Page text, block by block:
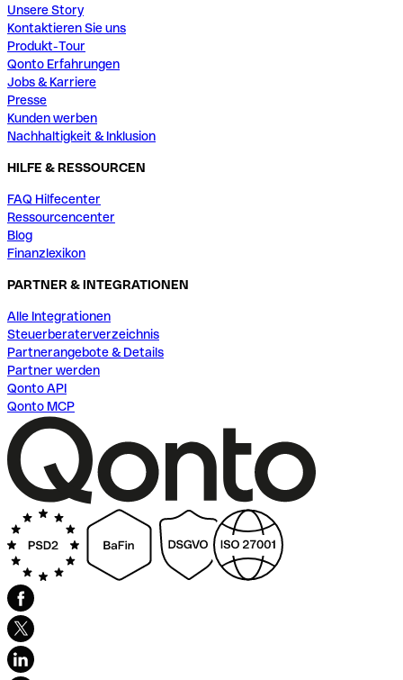
Unsere Story
Kontaktieren Sie uns
Produkt-Tour
Qonto Erfahrungen
Jobs & Karriere
Presse
Kunden werben
Nachhaltigkeit & Inklusion
HILFE & RESSOURCEN
FAQ Hilfecenter
Ressourcencenter
Blog
Finanzlexikon
PARTNER & INTEGRATIONEN
Alle Integrationen
Steuerberaterverzeichnis
Partnerangebote & Details
Partner werden
Qonto API
Qonto MCP